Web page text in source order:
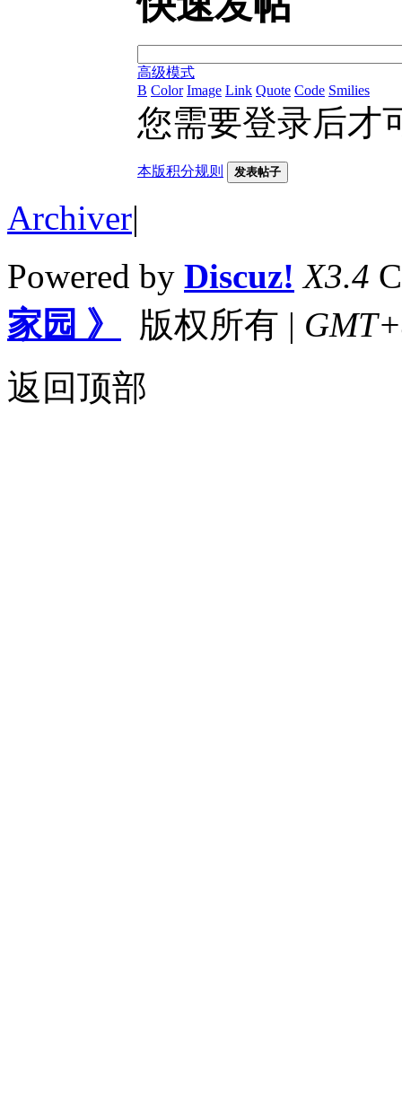
高级模式
B Color Image Link Quote Code Smilies
您需要登录后才
本版积分规则 发表帖子
Archiver|
Powered by Discuz! X3.4
家园 》
版权所有 |
返回顶部